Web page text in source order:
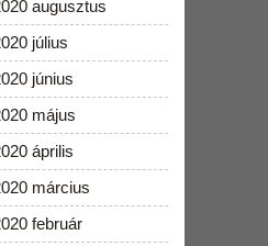
augusztus
július
június
május
április
március
február